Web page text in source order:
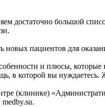
достаточно большой
пациентов для
и плюсы,
в которой вы нуждаетесь.
(клинике)